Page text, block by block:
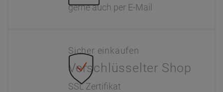
gerne auch per E-Mail
Sicher einkaufen
Verschlüsselter Shop
SSL Zertifikat